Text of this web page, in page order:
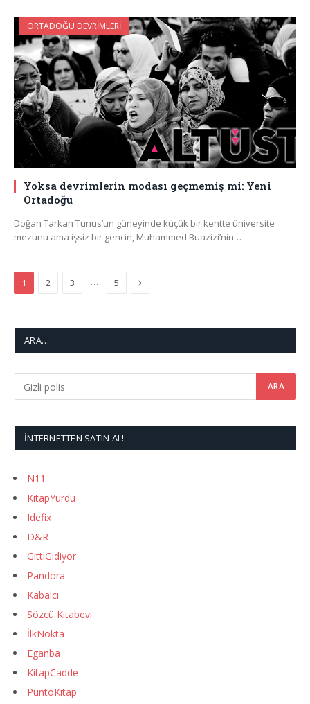
ORTADOĞU DEVRIMLERI
Yoksa devrimlerin modası geçmemiş mi: Yeni
Ortadoğu
Doğan Tarkan Tunus’un güneyinde küçük bir kentte üniversite
mezunu ama işsiz bir gencin, Muhammed Buazizi’nin…
1 2 3 … 5 Next
ARA…
İNTERNETTEN SATIN AL!
N11
KitapYurdu
Idefix
D&R
GittiGidiyor
Pandora
Kabalcı
Sözcü Kitabevi
İlkNokta
Eganba
KitapCadde
PuntoKitap